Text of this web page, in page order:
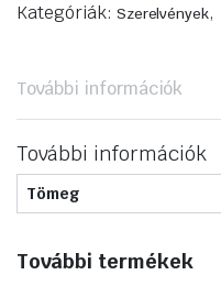
Kategóriák: Szerelvények,
További információk
További információk
Tömeg
További termékek